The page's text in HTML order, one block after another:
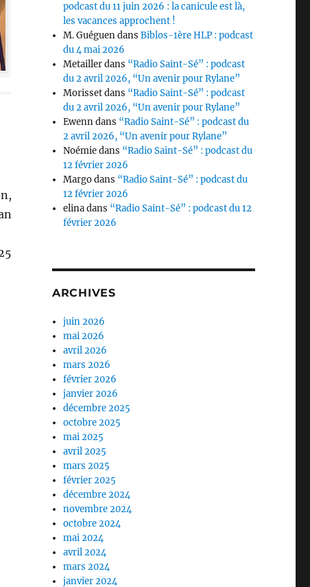
podcast du 11 juin 2026 : la canicule est là,
les vacances approchent !
M. GuéguendansBiblos-1ère HLP : podcast
du 4 mai 2026
Metaillerdans “Radio Saint-Sé” : podcast
du 2 avril 2026, “Un avenir pour Rylane”
Morissetdans “Radio Saint-Sé” : podcast
du 2 avril 2026, “Un avenir pour Rylane”
Ewenndans “Radio Saint-Sé” : podcast du
2 avril 2026, “Un avenir pour Rylane”
Noémiedans “Radio Saint-Sé” : podcast du
12 février 2026
Margodans “Radio Saint-Sé” : podcast du
12 février 2026
elinadans “Radio Saint-Sé” : podcast du 12
février 2026
ARCHIVES
juin 2026
mai 2026
avril 2026
mars 2026
février 2026
janvier 2026
décembre 2025
octobre 2025
mai 2025
avril 2025
mars 2025
février 2025
décembre 2024
novembre 2024
octobre 2024
mai 2024
avril 2024
mars 2024
janvier 2024